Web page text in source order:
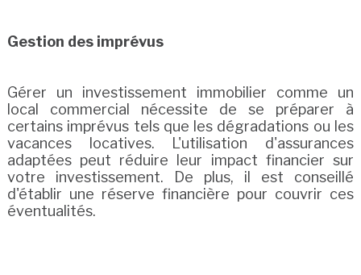
Gestion des imprévus
Gérer un investissement immobilier comme un
local commercial nécessite de se préparer à
certains imprévus tels que les dégradations ou les
vacances locatives. L'utilisation d'assurances
adaptées peut réduire leur impact financier sur
votre investissement. De plus, il est conseillé
d'établir une réserve financière pour couvrir ces
éventualités.